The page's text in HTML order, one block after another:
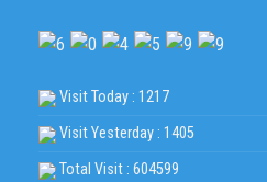
Visit Today : 1217
Visit Yesterday : 1405
Total Visit : 604599